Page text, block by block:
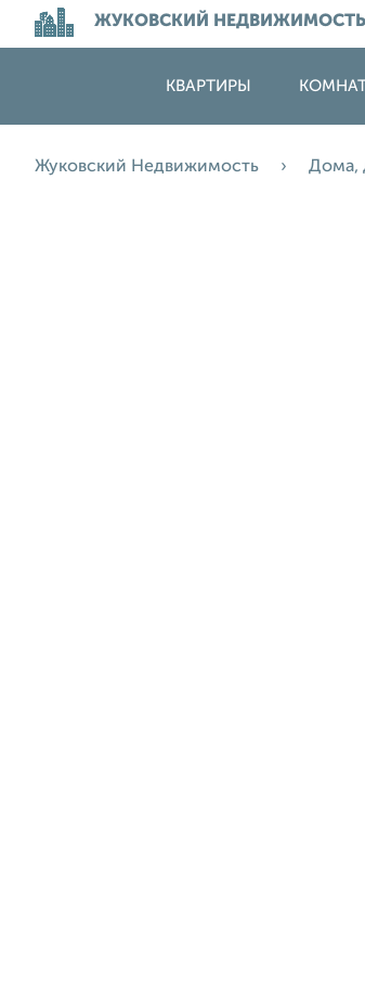
ЖУКОВСКИЙ НЕДВИЖИМОСТЬ
КВАРТИРЫ
Жуковский Недвижимость Дома,